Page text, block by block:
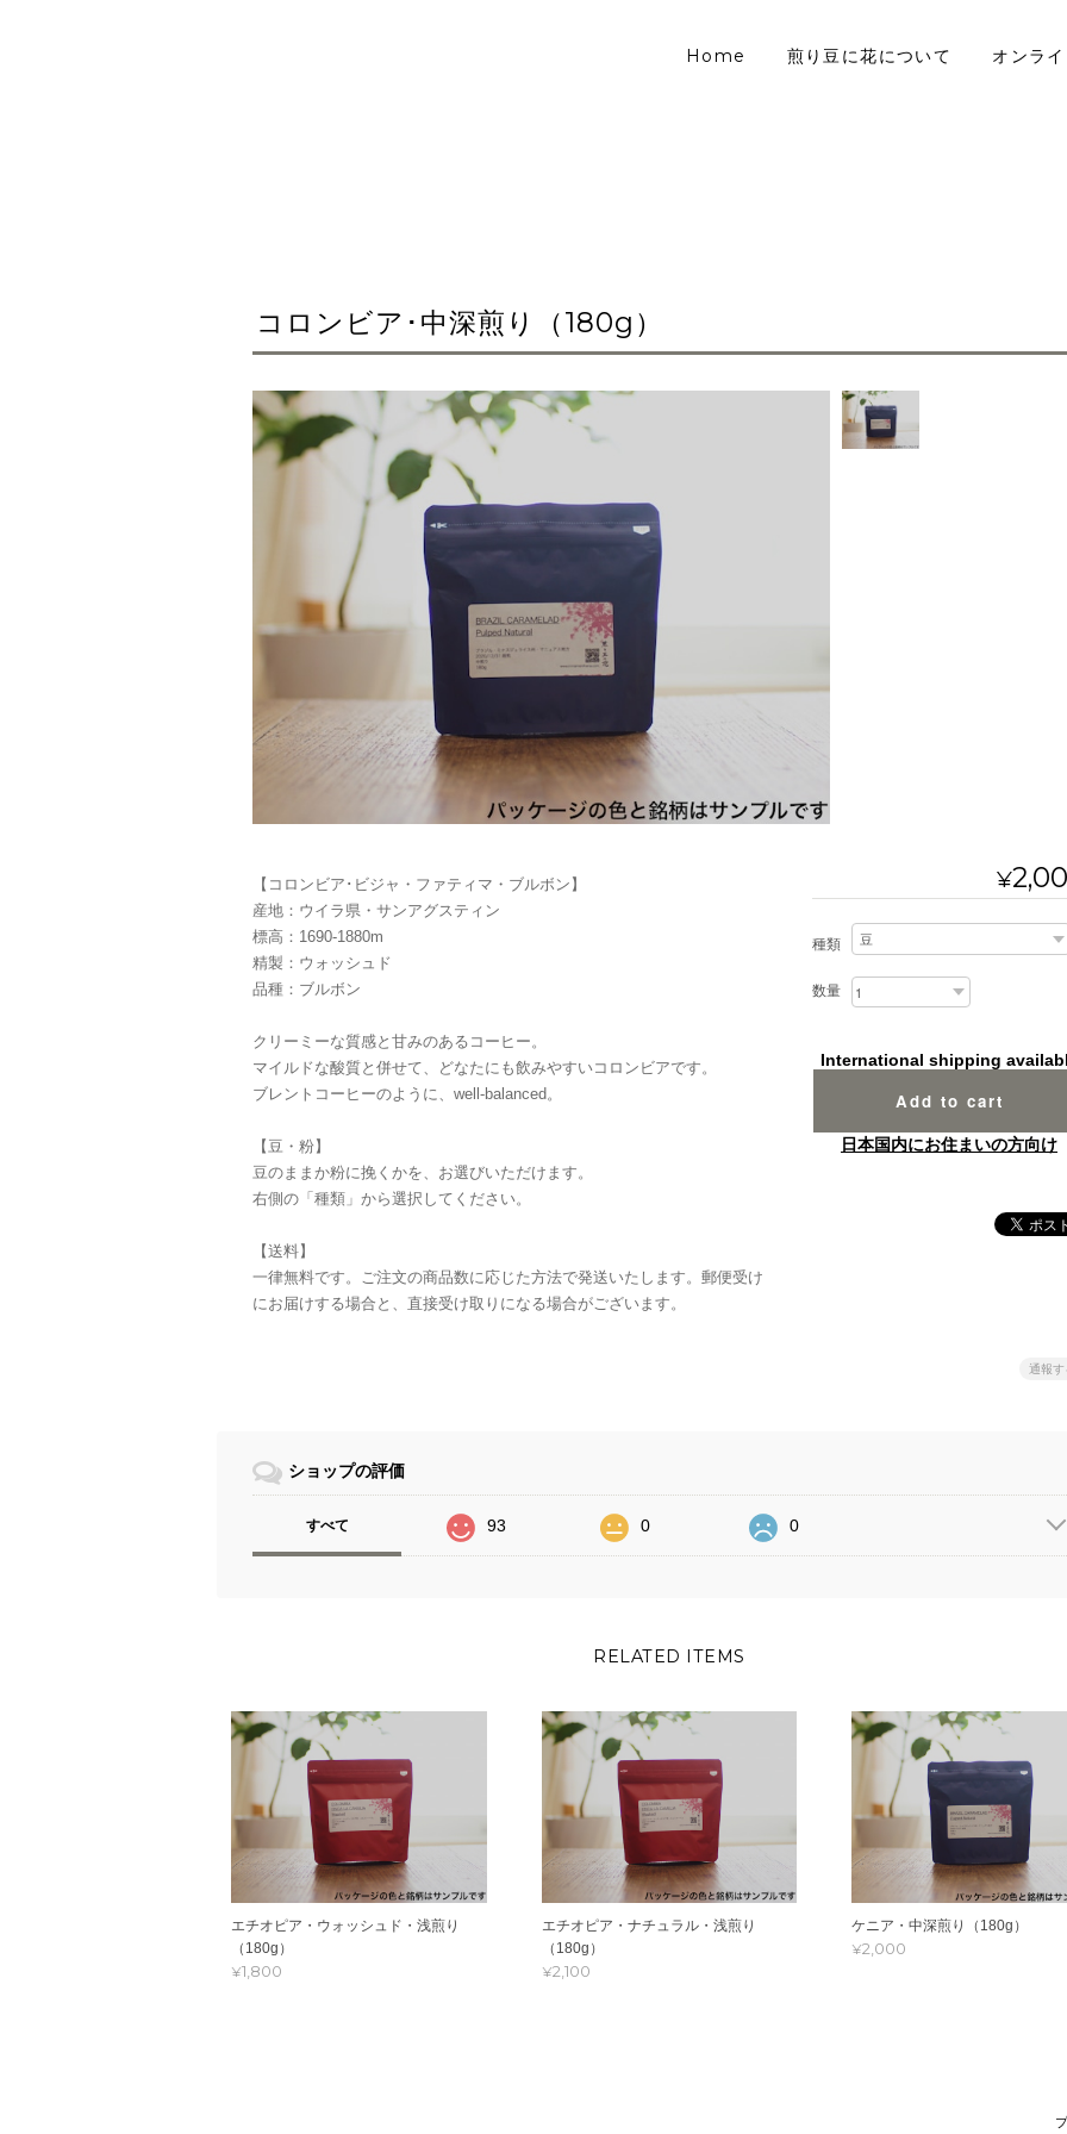
Home 煎り豆に花について オンラ
コロンビア･中深煎り（180g）
【コロンビア･ビジャ・ファティマ・ブルボン】
産地：ウイラ県・サンアグスティン
標高：1690-1880m
精製：ウォッシュド
品種：ブルボン
クリーミーな質感と甘みのあるコーヒー。
マイルドな酸質と併せて、どなたにも飲みやすいコロンビアです。
ブレントコーヒーのように、well-balanced。
【豆・粉】
豆のままか粉に挽くかを、お選びいただけます。
右側の「種類」から選択してください。
【送料】
一律無料です。ご注文の商品数に応じた方法で発送いたします。郵便受け
にお届けする場合と、直接受け取りになる場合がございます。
¥
種類
数量
International shipping
Add to cart
日本国内にお住まいの方向け
通報す
ショップの評価
すべて 93 0 0
RELATED ITEMS
エチオピア・ウォッシュド・浅煎り
（180g）
¥1,800
エチオピア・ナチュラル・浅煎り
（180g）
¥2,100
ケニア・中深煎り（180g）
¥2,000